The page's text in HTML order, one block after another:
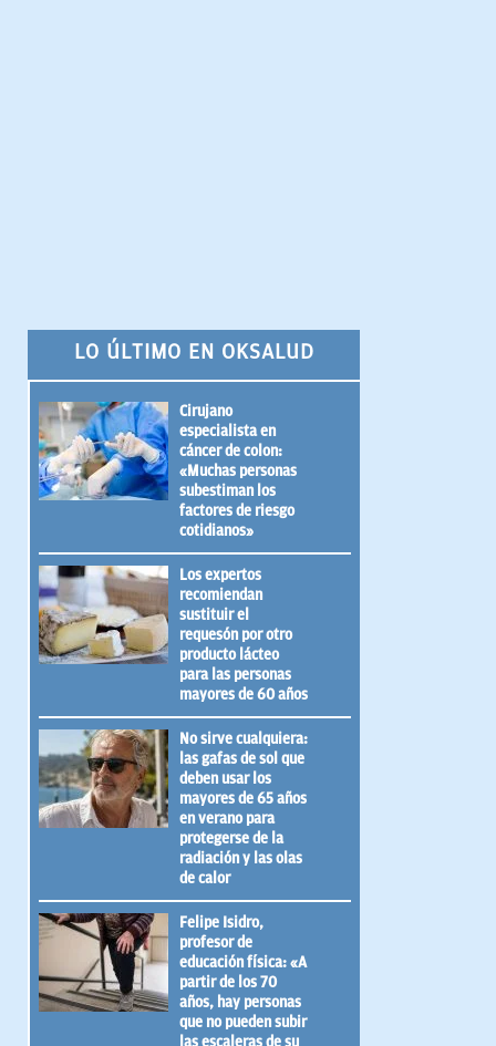
LO ÚLTIMO EN OKSALUD
Cirujano
especialista en
cáncer de colon:
«Muchas personas
subestiman los
factores de riesgo
cotidianos»
Los expertos
recomiendan
sustituir el
requesón por otro
producto lácteo
para las personas
mayores de 60 años
No sirve cualquiera:
las gafas de sol que
deben usar los
mayores de 65 años
en verano para
protegerse de la
radiación y las olas
de calor
Felipe Isidro,
profesor de
educación física: «A
partir de los 70
años, hay personas
que no pueden subir
las escaleras de su